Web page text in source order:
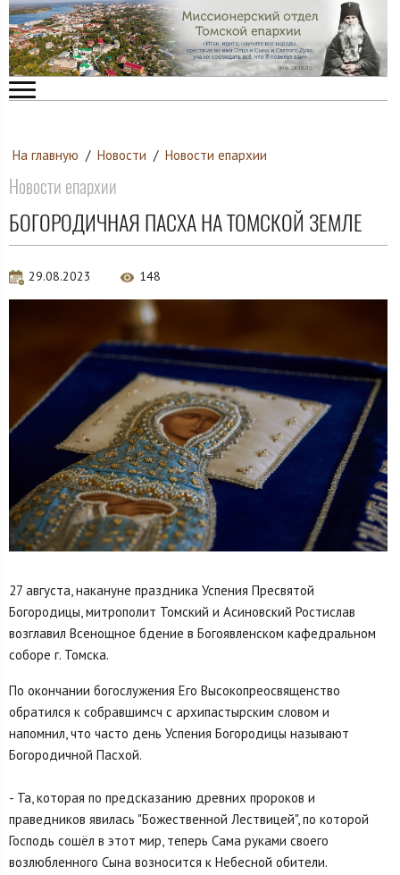
На главную / Новости / Новости епархии
Новости епархии
БОГОРОДИЧНАЯ ПАСХА НА ТОМСКОЙ ЗЕМЛЕ
29.08.2023 148
27 августа, накануне праздника Успения Пресвятой
Богородицы, митрополит Томский и Асиновский Ростислав
возглавил Всенощное бдение в Богоявленском кафедральном
соборе г. Томска.
По окончании богослужения Его Высокопреосвященство
обратился к собравшимсч с архипастырским словом и
напомнил, что часто день Успения Богородицы называют
Богородичной Пасхой.
- Та, которая по предсказанию древних пророков и
праведников явилась "Божественной Лествицей", по которой
Господь сошёл в этот мир, теперь Сама руками своего
возлюбленного Сына возносится к Небесной обители.